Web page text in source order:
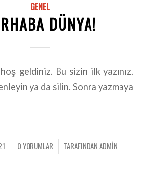
GENEL
DÜNYA!
geldiniz. Bu sizin ilk yazınız.
ya da silin. Sonra yazmaya
0 YORUMLAR
/ TARAFINDANADMIN